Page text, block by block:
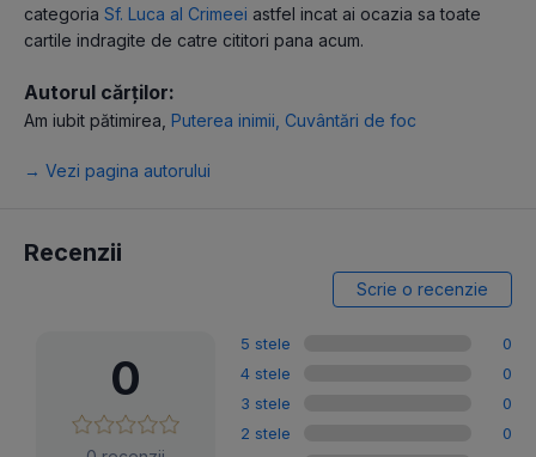
categoria Sf. Luca al Crimeei astfel incat ai ocazia sa toate
cartile indragite de catre cititori pana acum.
Autorul cărților:
Am iubit pătimirea Puterea inimii Cuvântări de foc
→ Vezi pagina autorului
Recenzii
Scrie o recenzie
0
5 stele
0
4 stele
0
3 stele
0
2 stele
0